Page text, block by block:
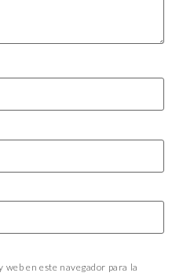
en este navegador para la